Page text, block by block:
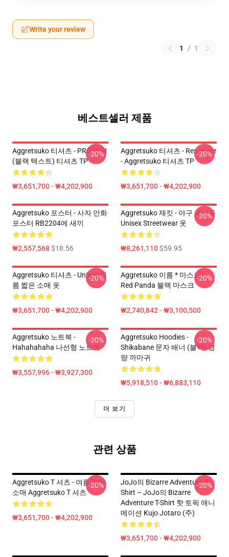
Write your review
1 / 1
베스트셀러 제품
Aggretsuko 티셔츠 - PROTEIN
(블랙 텍스트) 티셔츠 TP
₩3,651,700 - ₩4,202,900
-20%
Aggretsuko 티셔츠 - Resasuke
- Aggretsuko 티셔츠 TP
₩3,651,700 - ₩4,202,900
-20%
Aggretsuko 포스터 - 사자 만화
포스터 RB2204에 새끼
₩2,557,568$18.56
Aggretsuko 재킷 - 야구 유니폼
Unisex Streetwear 옷
₩8,261,110$59.95
-20%
Aggretsuko 티셔츠 - Unisex 여
름 짧은 소매 옷
₩3,651,700 - ₩4,202,900
-20%
Aggretsuko 이름 * 마스크 -
Red Panda 블랙 마스크
₩2,740,842 - ₩3,100,500
-20%
Aggretsuko 노트북 -
Hahahahaha 나선형 노트북
₩3,557,996 - ₩3,927,300
-20%
Aggretsuko Hoodies -
Shikabane 문자 배너 (블랙) 경
량 까마귀
₩5,918,510 - ₩6,883,110
-20%
더 보기
관련 상품
Aggretsuko T 셔츠 - 여름 짧은
소매 Aggretsuko T 셔츠
₩3,651,700 - ₩4,202,900
-20%
JoJo의 Bizarre Adventure T-
Shirt – JoJo의 Bizarre
Adventure T-Shirt 핫 토픽 애니
메이션 Kujo Jotaro (주)
₩3,651,700 - ₩4,202,900
-20%